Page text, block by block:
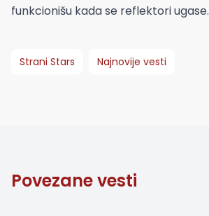
funkcionišu kada se reflektori ugase.
Strani Stars Najnovije vesti
Povezane vesti